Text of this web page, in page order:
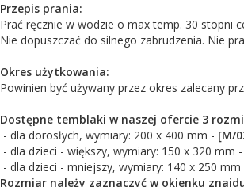
Przepis prania:
Prać ręcznie w wodzie o max temp. 30 stopni
Nie dopuszczać do silnego zabrudzenia. Nie
Okres użytkowania:
Powinien być używany przez okres zalecany
Dostępne temblaki w naszej ofercie 3
- dla dorosłych, wymiary: 200 x 400 mm - [M/
- dla dzieci - większy, wymiary: 150 x 320 mm -
- dla dzieci - mniejszy, wymiary: 140 x 250 mm
Rozmiar należy zaznaczyć w okienku